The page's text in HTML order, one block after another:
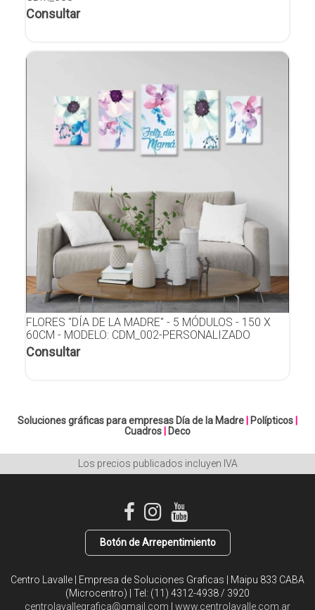
Consultar
FLORES "DÍA DE LA MADRE" - 5 MÓDULOS - 150 X
60CM - MODELO: CDM_002-PERSONALIZADO
Consultar
Soluciones gráficas para empresas Día de la Madre Polípticos
Cuadros
Deco
Los precios publicados incluyen IVA
Botón de Arrepentimiento
Centro Lavalle | Empresa de Soluciones Graficas | Maipu 833 CABA
(Microcentro) | Tel: (11) 4312-4938 / 3920
centrolavallegrafica@gmail.com
www.centrolavalle.com.ar